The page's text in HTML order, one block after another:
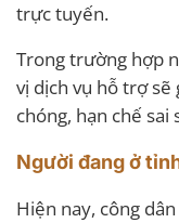
trực tuyến.
Trong trường hợp
vị dịch vụ hỗ trợ
chóng, hạn chế sai
Người đang ở
Hiện nay, công